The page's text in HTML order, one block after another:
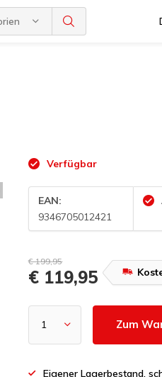
Verfügbar
EAN:
9346705012421
€ 199,95
€ 119,95
Zum
Eigener Lagerbestand,